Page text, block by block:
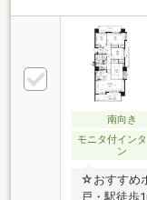
南向き
モニタ付イン
ン
☆おすすめ
戸・駅徒歩